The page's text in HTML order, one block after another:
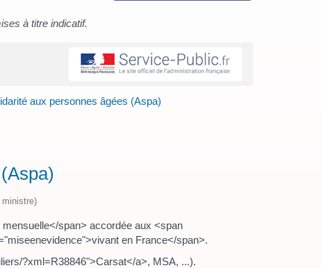
à titre indicatif.
aux personnes âgées (Aspa)
span> accordée aux <span
en France</span>.
?xml=R38846">Carsat</a>, MSA, ...).